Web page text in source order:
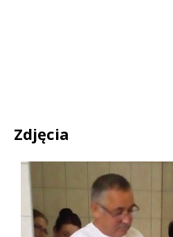
Zdjęcia